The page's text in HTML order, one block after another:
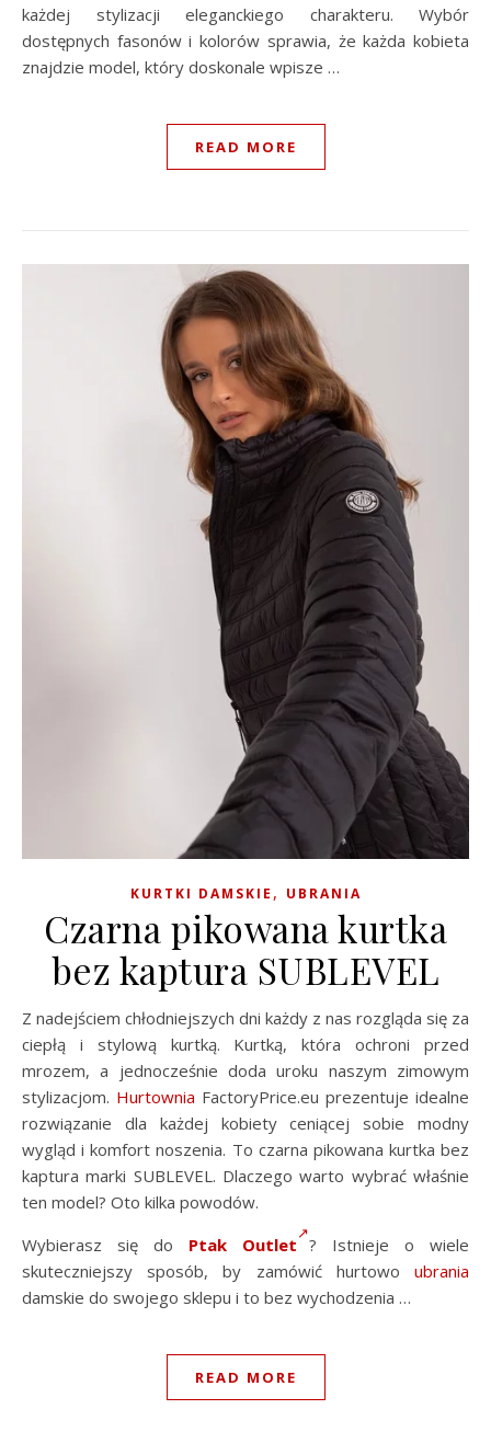
każdej stylizacji eleganckiego charakteru. Wybór
dostępnych fasonów i kolorów sprawia, że każda kobieta
znajdzie model, który doskonale wpisze …
READ MORE
KURTKI DAMSKIE , UBRANIA
Czarna pikowana kurtka
bez kaptura SUBLEVEL
Z nadejściem chłodniejszych dni każdy z nas rozgląda się za
ciepłą i stylową kurtką. Kurtką, która ochroni przed
mrozem, a jednocześnie doda uroku naszym zimowym
stylizacjom. Hurtownia FactoryPrice.eu prezentuje idealne
rozwiązanie dla każdej kobiety ceniącej sobie modny
wygląd i komfort noszenia. To czarna pikowana kurtka bez
kaptura marki SUBLEVEL. Dlaczego warto wybrać właśnie
ten model? Oto kilka powodów.
Wybierasz się do Ptak Outlet ? Istnieje o wiele
skuteczniejszy sposób, by zamówić hurtowo ubrania
damskie do swojego sklepu i to bez wychodzenia …
READ MORE